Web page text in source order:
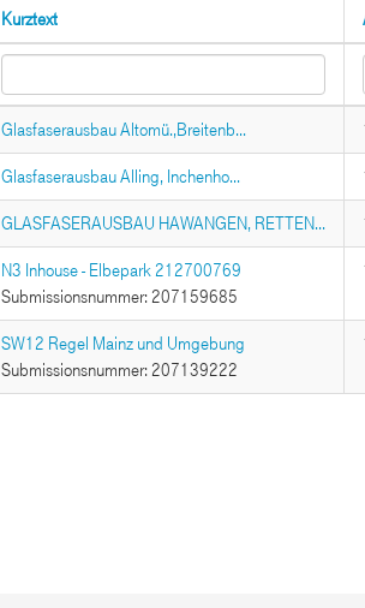
Kurztext
Glasfaserausbau Altomü.,Breitenb...
Glasfaserausbau Alling, Inchenho...
GLASFASERAUSBAU HAWANGEN, RETTEN...
N3 Inhouse - Elbepark 212700769
Submissionsnummer: 207159685
SW12 Regel Mainz und Umgebung
Submissionsnummer: 207139222